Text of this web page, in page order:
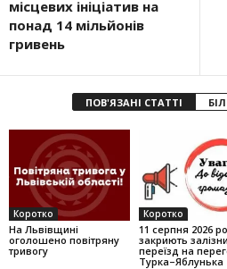
місцевих ініціатив на
понад 14 мільйонів
гривень
ПОВ'ЯЗАНІ СТАТТІ
Коротко
На Львівщині
оголошено повітряну
тривогу
Коротко
11 серпня 2026
закриють
переїзд на
Турка–Яблунька